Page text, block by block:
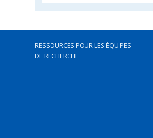
RESSOURCES POUR LES ÉQUIPES
DE RECHERCHE